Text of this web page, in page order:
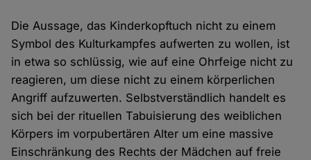
Die Aussage, das Kinderkopftuch nicht zu einem
Symbol des Kulturkampfes aufwerten zu wollen, ist
in etwa so schlüssig, wie auf eine Ohrfeige nicht zu
reagieren, um diese nicht zu einem körperlichen
Angriff aufzuwerten. Selbstverständlich handelt es
sich bei der rituellen Tabuisierung des weiblichen
Körpers im vorpubertären Alter um eine massive
Einschränkung des Rechts der Mädchen auf freie